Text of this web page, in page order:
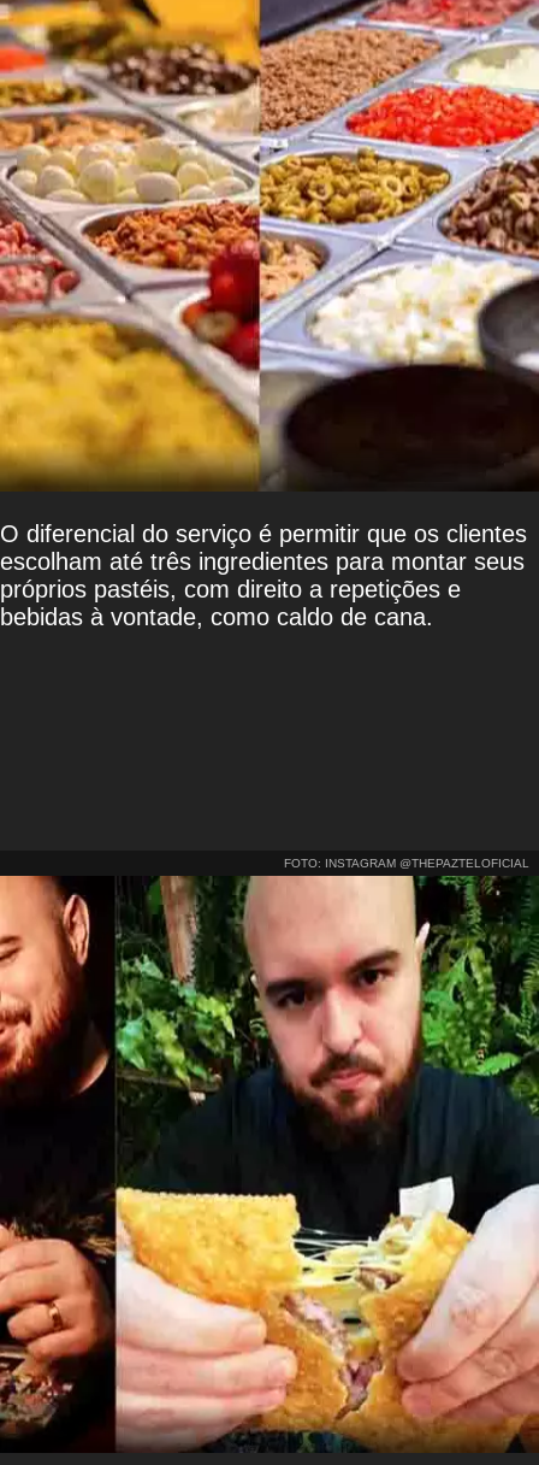
O diferencial do serviço é permitir que os clientes
escolham até três ingredientes para montar seus
próprios pastéis, com direito a repetições e
bebidas à vontade, como caldo de cana.
FOTO: INSTAGRAM @THEPAZTELOFICIAL